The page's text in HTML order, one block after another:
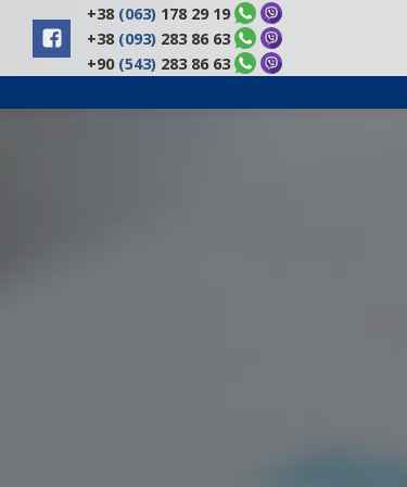
+38 (063) 178 29 19
+38 (093) 283 86 63
+90 (543) 283 86 63